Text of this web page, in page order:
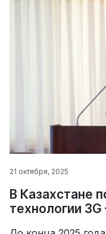
21 октября, 2025
В Казахстане
технологии